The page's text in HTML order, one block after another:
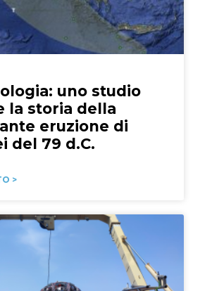
uno studio
la storia della
eruzione di
del 79 d.C.
>